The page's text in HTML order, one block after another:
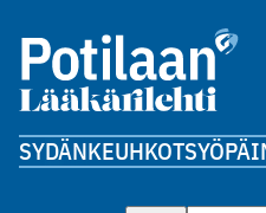
SYDÄNKEUHKOTSYÖPÄ